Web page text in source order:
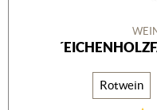
Rotwein